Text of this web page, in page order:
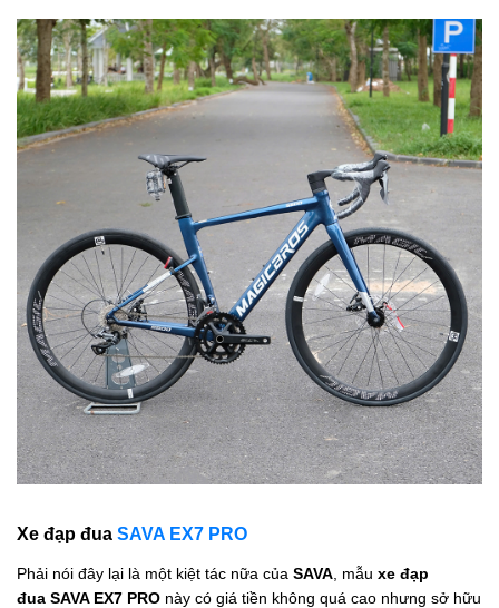
Xe đạp đua SAVA EX7 PRO
Phải nói đây lại là một kiệt tác nữa của SAVA , mẫu xe đạp
đua SAVA EX7 PRO này có giá tiền không quá cao nhưng sở hữu